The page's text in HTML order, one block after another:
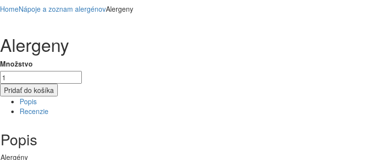
HomeNápoje a zoznam alergénovAlergeny
Alergeny
Množstvo
Pridať do košíka
Popis
Recenzie
Popis
Alergény